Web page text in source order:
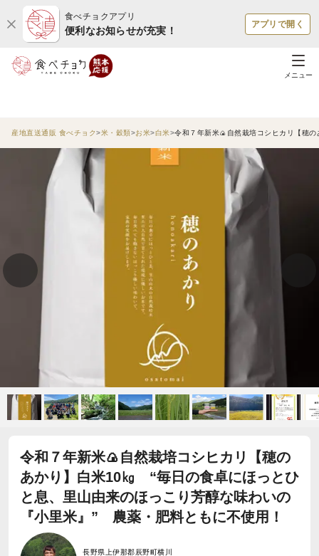
食べチョクアプリ
便利なお知らせが充実！
アプリで開く
メニュー
産地直送通販 食べチョク 米・穀類 お米 白米 令和７年新米🍙自然栽培コシヒカリ【穂
令和７年新米🍙自然栽培コシヒカリ【穂の
あかり】白米10㎏ “毎日の食卓にほっとひ
と息、里山由来のほっこり芳醇な味わいの
『小里米』” 農薬・肥料ともに不使用！
長野県上伊那郡辰野町横川